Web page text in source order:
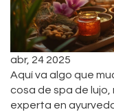
abr, 24 2025
Aquí va algo que
cosa de spa de
experta en